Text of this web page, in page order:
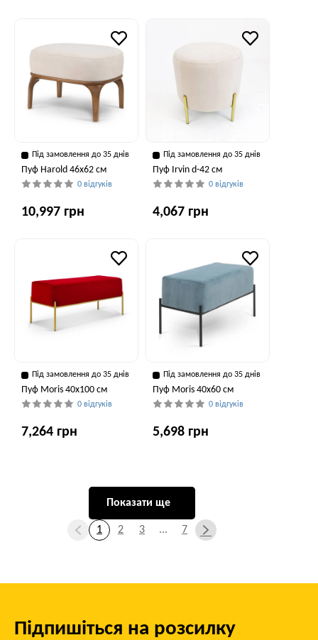
Під замовлення до 35 днів
Пуф Harold 46x62 см
0 відгуків
10,997 грн
Під замовлення до 35 днів
Пуф Irvin d-42 см
0 відгуків
4,067 грн
Під замовлення до 35 днів
Пуф Moris 40x100 см
0 відгуків
7,264 грн
Під замовлення до 35 днів
Пуф Moris 40x60 см
0 відгуків
5,698 грн
Показати ще
1 2 3 ... 7
Підпишіться на розсилку